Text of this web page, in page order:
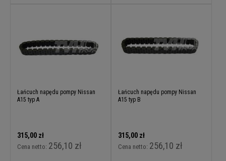
Łańcuch napędu pompy Nissan
A15 typ A
315,00 zł
Cena netto: 256,10 zł
Łańcuch napędu pompy Nissan
A15 typ B
315,00 zł
Cena netto: 256,10 zł